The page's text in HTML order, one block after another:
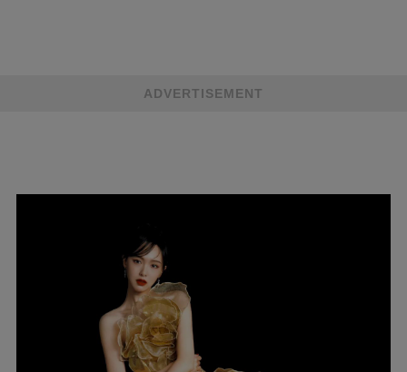
ADVERTISEMENT